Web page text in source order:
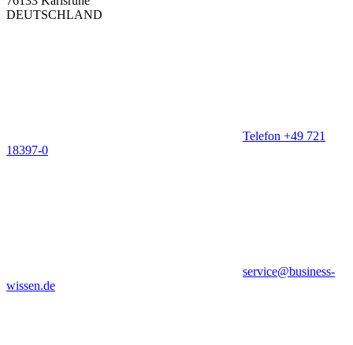
DEUTSCHLAND
Telefon +49 721
18397-0
service@business-
wissen.de